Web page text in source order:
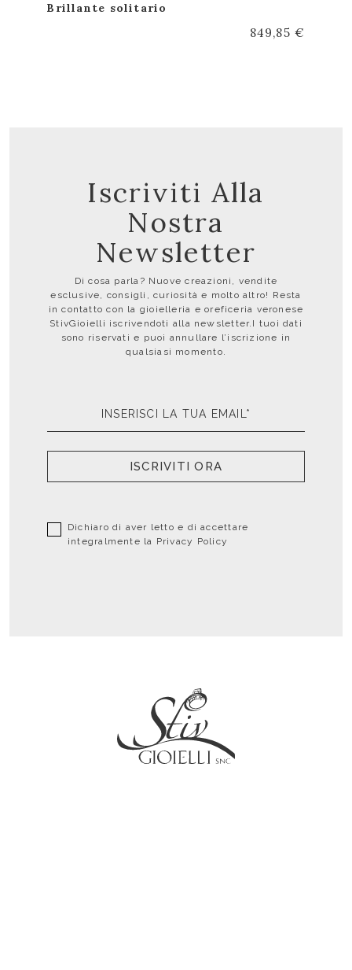
Brillante solitario
849,85 €
Iscriviti Alla
Nostra
Newsletter
Di cosa parla? Nuove creazioni, vendite
esclusive, consigli, curiosità e molto altro! Resta
in contatto con la gioielleria e oreficeria veronese
StivGioielli iscrivendoti alla newsletter.I tuoi dati
sono riservati e puoi annullare l’iscrizione in
qualsiasi momento.
ISCRIVITI ORA
Dichiaro di aver letto e di accettare
integralmente la Privacy Policy